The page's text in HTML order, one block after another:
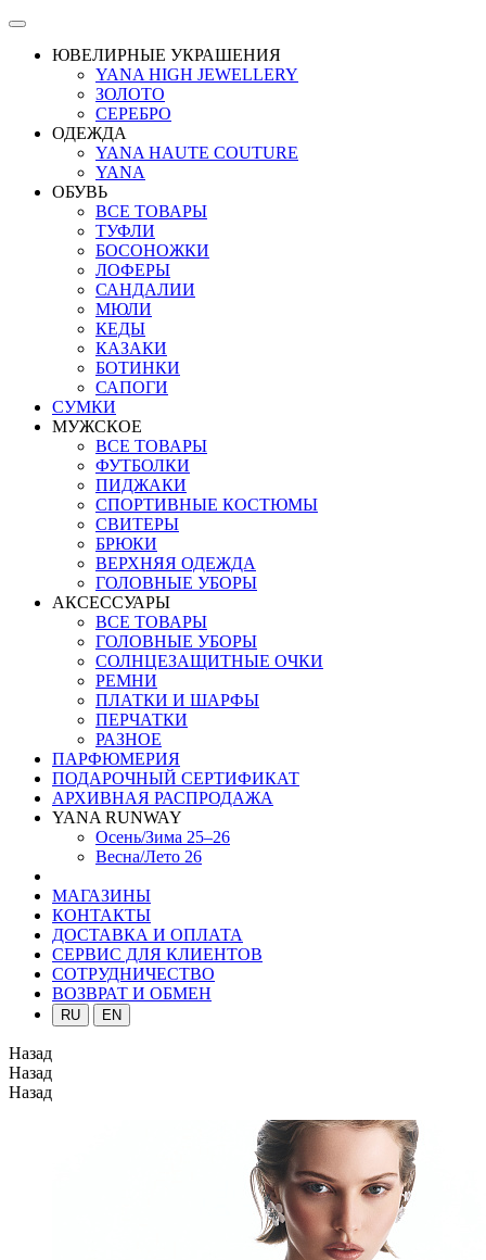
ЮВЕЛИРНЫЕ УКРАШЕНИЯ
YANA HIGH JEWELLERY
ЗОЛОТО
СЕРЕБРО
ОДЕЖДА
YANA HAUTE COUTURE
YANA
ОБУВЬ
ВСЕ ТОВАРЫ
ТУФЛИ
БОСОНОЖКИ
ЛОФЕРЫ
САНДАЛИИ
МЮЛИ
КЕДЫ
КАЗАКИ
БОТИНКИ
САПОГИ
СУМКИ
МУЖСКОЕ
ВСЕ ТОВАРЫ
ФУТБОЛКИ
ПИДЖАКИ
СПОРТИВНЫЕ КОСТЮМЫ
СВИТЕРЫ
БРЮКИ
ВЕРХНЯЯ ОДЕЖДА
ГОЛОВНЫЕ УБОРЫ
АКСЕССУАРЫ
ВСЕ ТОВАРЫ
ГОЛОВНЫЕ УБОРЫ
СОЛНЦЕЗАЩИТНЫЕ ОЧКИ
РЕМНИ
ПЛАТКИ И ШАРФЫ
ПЕРЧАТКИ
РАЗНОЕ
ПАРФЮМЕРИЯ
ПОДАРОЧНЫЙ СЕРТИФИКАТ
АРХИВНАЯ РАСПРОДАЖА
YANA RUNWAY
Осень/Зима 25–26
Весна/Лето 26
МАГАЗИНЫ
КОНТАКТЫ
ДОСТАВКА И ОПЛАТА
СЕРВИС ДЛЯ КЛИЕНТОВ
СОТРУДНИЧЕСТВО
ВОЗВРАТ И ОБМЕН
RU EN
Назад
Назад
Назад